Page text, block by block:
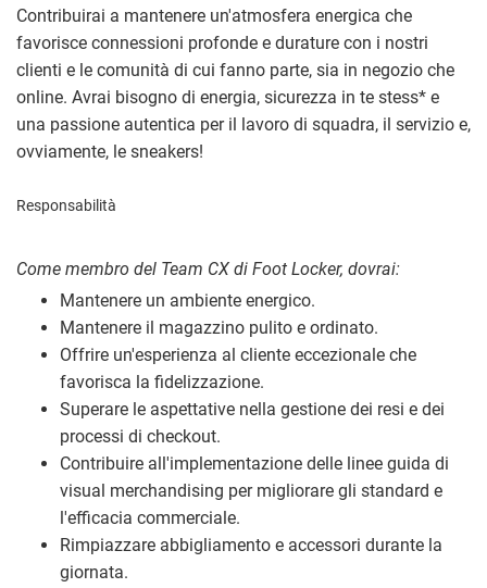
Contribuirai a mantenere un'atmosfera energica che
favorisce connessioni profonde e durature con i nostri
clienti e le comunità di cui fanno parte, sia in negozio che
online. Avrai bisogno di energia, sicurezza in te stess* e
una passione autentica per il lavoro di squadra, il servizio e,
ovviamente, le sneakers!
Responsabilità
Come membro del Team CX di Foot Locker, dovrai:
Mantenere un ambiente energico.
Mantenere il magazzino pulito e ordinato.
Offrire un'esperienza al cliente eccezionale che
favorisca la fidelizzazione.
Superare le aspettative nella gestione dei resi e dei
processi di checkout.
Contribuire all'implementazione delle linee guida di
visual merchandising per migliorare gli standard e
l'efficacia commerciale.
Rimpiazzare abbigliamento e accessori durante la
giornata.